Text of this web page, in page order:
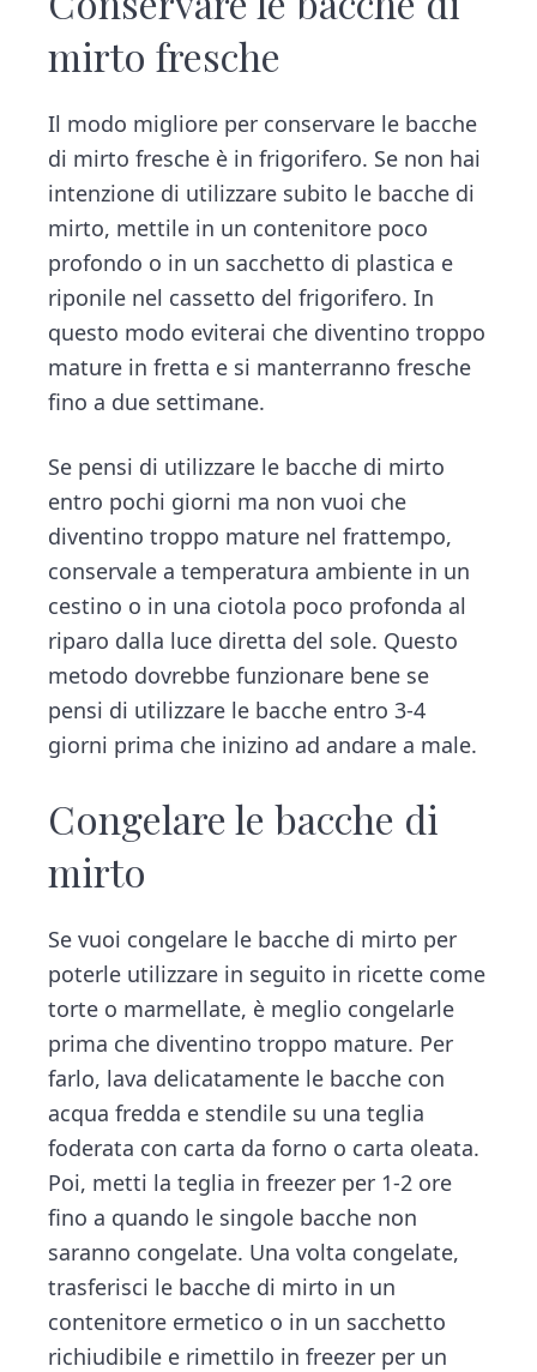
mirto fresche
Il modo migliore per conservare le bacche
di mirto fresche è in frigorifero. Se non hai
intenzione di utilizzare subito le bacche di
mirto, mettile in un contenitore poco
profondo o in un sacchetto di plastica e
riponile nel cassetto del frigorifero. In
questo modo eviterai che diventino troppo
mature in fretta e si manterranno fresche
fino a due settimane.
Se pensi di utilizzare le bacche di mirto
entro pochi giorni ma non vuoi che
diventino troppo mature nel frattempo,
conservale a temperatura ambiente in un
cestino o in una ciotola poco profonda al
riparo dalla luce diretta del sole. Questo
metodo dovrebbe funzionare bene se
pensi di utilizzare le bacche entro 3-4
giorni prima che inizino ad andare a male.
Congelare le bacche di
mirto
Se vuoi congelare le bacche di mirto per
poterle utilizzare in seguito in ricette come
torte o marmellate, è meglio congelarle
prima che diventino troppo mature. Per
farlo, lava delicatamente le bacche con
acqua fredda e stendile su una teglia
foderata con carta da forno o carta oleata.
Poi, metti la teglia in freezer per 1-2 ore
fino a quando le singole bacche non
saranno congelate. Una volta congelate,
trasferisci le bacche di mirto in un
contenitore ermetico o in un sacchetto
richiudibile e rimettilo in freezer per un